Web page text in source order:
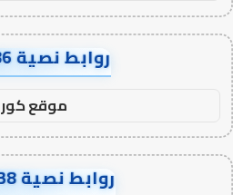
روابط نصية AA5386
موقع
روابط نصية AA11138